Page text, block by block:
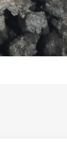
企业风采